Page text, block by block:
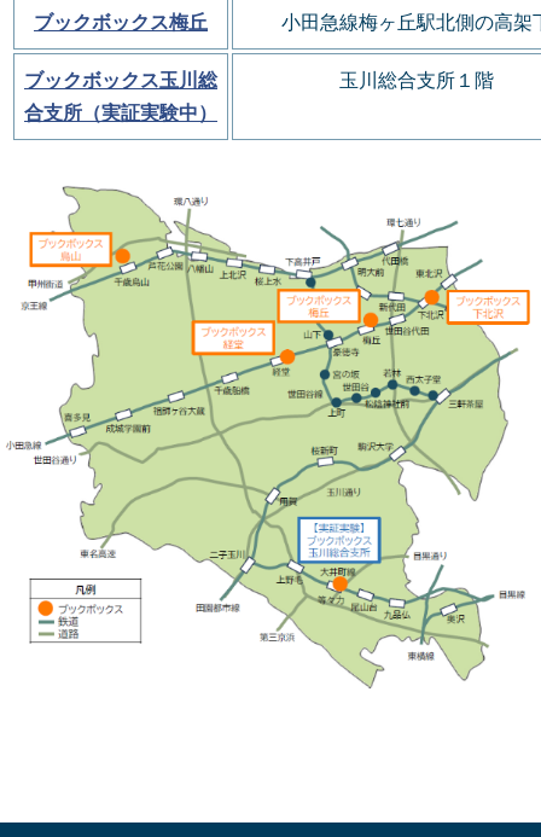
ブックボックス梅丘 小田急線梅ヶ丘駅北側の高架
ブックボックス玉川総
合支所（実証実験中）
玉川総合支所１階